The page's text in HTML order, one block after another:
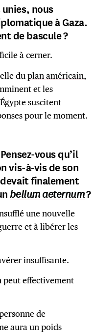
nous
à Gaza.
de bascule ?
à cerner.
duplan américain,
et les
suscitent
pour le moment.
vous qu’il
vis-à-vis de son
finalement
bellum aeternum?
une nouvelle
et à libérer les
insuffisante.
peut effectivement
de
aura un poids